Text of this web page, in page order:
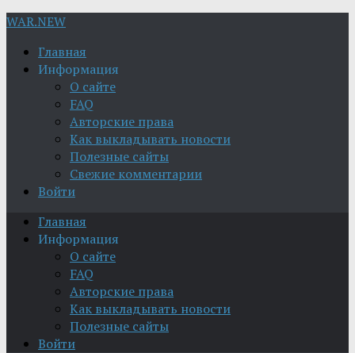
WAR.NEW
Главная
Информация
О сайте
FAQ
Авторские права
Как выкладывать новости
Полезные сайты
Свежие комментарии
Войти
Главная
Информация
О сайте
FAQ
Авторские права
Как выкладывать новости
Полезные сайты
Войти